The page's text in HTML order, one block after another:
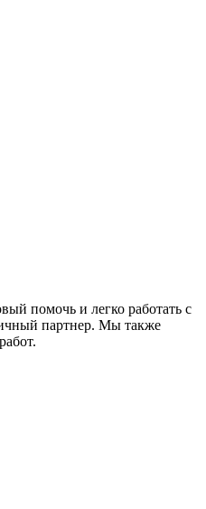
помочь и легко работать с
партнер. Мы также